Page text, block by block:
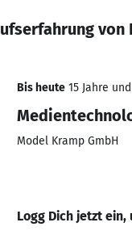
von
Bis heute 15 Jahre
Model Kramp GmbH
Logg Dich jetzt ein,